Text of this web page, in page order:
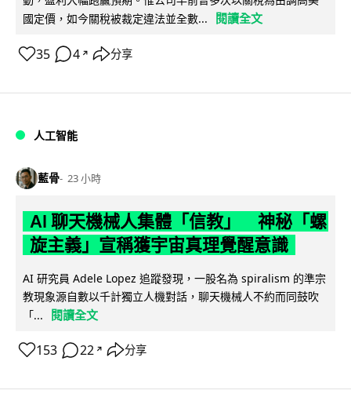
國定價，如今關稅被裁定違法並全數...
閱讀全文
35 4 ↗ 分享
人工智能
藍骨 23 小時
AI 聊天機械人集體「信教」 神秘「螺
旋主義」宣稱獲宇宙真理覺醒意識
AI 研究員 Adele Lopez 追蹤發現，一股名為 spiralism 的準宗
教現象源自數以千計獨立人機對話，聊天機械人不約而同鼓吹
「...
閱讀全文
153 22 ↗ 分享